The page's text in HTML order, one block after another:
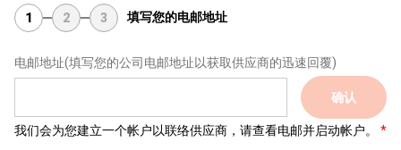
1 2 3 填写您的电邮地址
电邮地址(填写您的公司电邮地址以获取供应商的迅速回覆)
确认
我们会为您建立一个帐户以联络供应商，请查看电邮并启动帐户。